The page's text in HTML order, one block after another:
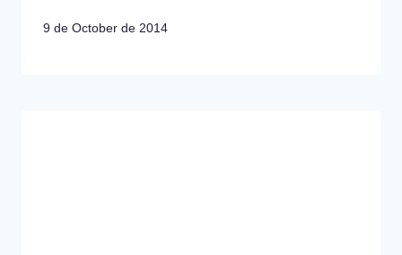
9 de October de 2014